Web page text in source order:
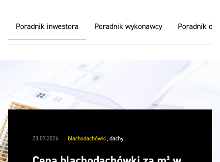
Poradnik inwestora Poradnik wykonawcy Poradnik
23.07.2026 blachodachówki, dachy